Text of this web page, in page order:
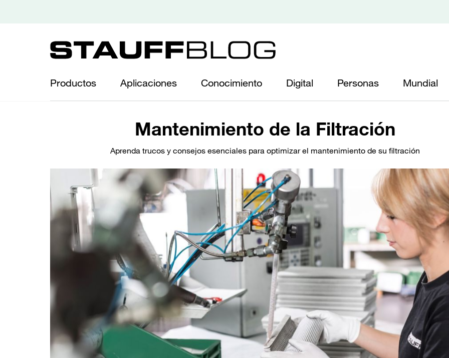
Productos Aplicaciones Conocimiento Digital Personas Mundial
Mantenimiento de la Filtración
Aprenda trucos y consejos esenciales para optimizar el mantenimiento de su filtración